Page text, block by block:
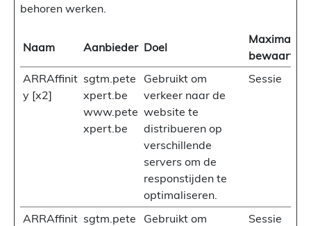
behoren werken.
Naam Aanbieder Doel
Maximale
ARRAffinit
y [x2]
sgtm.pete
xpert.be
www.pete
xpert.be
Gebruikt om
verkeer naar de
website te
distribueren op
verschillende
servers om de
responstijden te
optimaliseren.
Sessie
ARRAffinit sgtm.pete
Gebruikt om
Sessie